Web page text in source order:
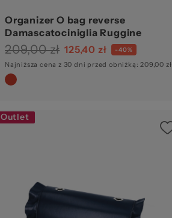
Organizer O bag reverse
Damascatociniglia Ruggine
209,00 zł 125,40 zł -40%
Najniższa cena z 30 dni przed obniżką: 209,00 zł
Outlet